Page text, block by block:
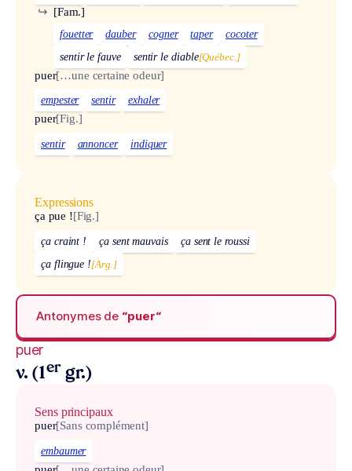
[Fam.]
↪
fouetter dauber cogner taper
cocoter
sentir le fauve
sentir le diable[Québec.]
puer[…une certaine odeur]
empester sentir exhaler
puer[Fig.]
sentir annoncer indiquer
Expressions
ça pue ![Fig.]
ça craint ! ça sent mauvais
ça sent le roussi
ça flingue ![Arg.]
Antonymes de “puer“
puer
v. (1er gr.)
Sens principaux
puer[Sans complément]
embaumer